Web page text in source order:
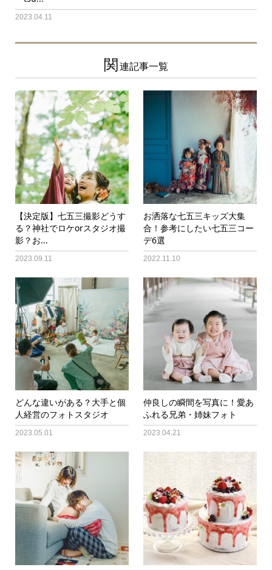
2023.04.11
関連記事一覧
【決定版】七五三撮影どうす
る？神社でロケorスタジオ撮
影？お...
2023.09.11
お洒落な七五三キッズ大集
合！参考にしたい七五三コー
デ6選
2022.11.10
どんな違いがある？大手と個
人経営のフォトスタジオ
2023.05.01
仲良しの瞬間を写真に！愛あ
ふれる兄弟・姉妹フォト
2023.04.21